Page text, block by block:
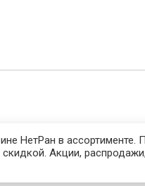
НетРан в
Акции,